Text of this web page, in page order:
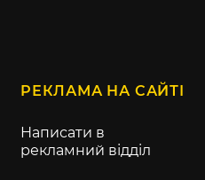
РЕКЛАМА НА САЙТІ
Написати в
рекламний відділ